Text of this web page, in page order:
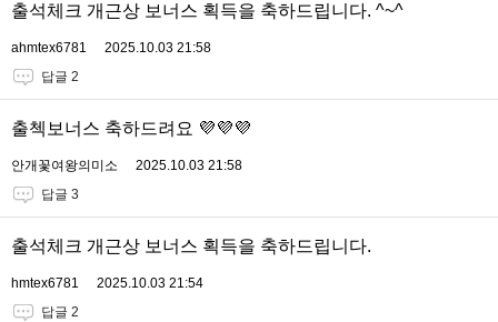
출석체크 개근상 보너스 획득을 축하드립니다. ^~^
ahmtex6781
2025.10.03 21:58
답글 2
출첵보너스 축하드려요 💜💜💜
안개꽃여왕의미소
2025.10.03 21:58
답글 3
출석체크 개근상 보너스 획득을 축하드립니다.
hmtex6781
2025.10.03 21:54
답글 2